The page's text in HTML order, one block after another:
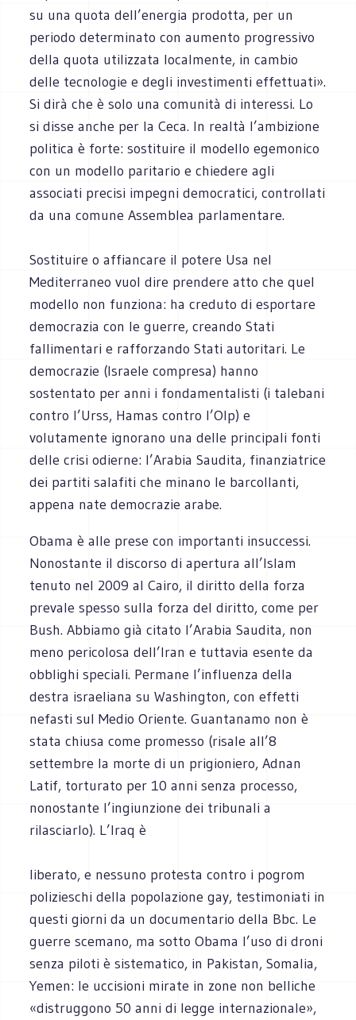
su una quota dell’energia prodotta, per un
periodo determinato con aumento progressivo
della quota utilizzata localmente, in cambio
delle tecnologie e degli investimenti effettuati».
Si dirà che è solo una comunità di interessi. Lo
si disse anche per la Ceca. In realtà l’ambizione
politica è forte: sostituire il modello egemonico
con un modello paritario e chiedere agli
associati precisi impegni democratici, controllati
da una comune Assemblea parlamentare.
Sostituire o affiancare il potere Usa nel
Mediterraneo vuol dire prendere atto che quel
modello non funziona: ha creduto di esportare
democrazia con le guerre, creando Stati
fallimentari e rafforzando Stati autoritari. Le
democrazie (Israele compresa) hanno
sostentato per anni i fondamentalisti (i talebani
contro l’Urss, Hamas contro l’Olp) e
volutamente ignorano una delle principali fonti
delle crisi odierne: l’Arabia Saudita, finanziatrice
dei partiti salafiti che minano le barcollanti,
appena nate democrazie arabe.
Obama è alle prese con importanti insuccessi.
Nonostante il discorso di apertura all’Islam
tenuto nel 2009 al Cairo, il diritto della forza
prevale spesso sulla forza del diritto, come per
Bush. Abbiamo già citato l’Arabia Saudita, non
meno pericolosa dell’Iran e tuttavia esente da
obblighi speciali. Permane l’influenza della
destra israeliana su Washington, con effetti
nefasti sul Medio Oriente. Guantanamo non è
stata chiusa come promesso (risale all’8
settembre la morte di un prigioniero, Adnan
Latif, torturato per 10 anni senza processo,
nonostante l’ingiunzione dei tribunali a
rilasciarlo). L’Iraq è
liberato, e nessuno protesta contro i pogrom
polizieschi della popolazione gay, testimoniati in
questi giorni da un documentario della Bbc. Le
guerre scemano, ma sotto Obama l’uso di droni
senza piloti è sistematico, in Pakistan, Somalia,
Yemen: le uccisioni mirate in zone non belliche
«distruggono 50 anni di legge internazionale»,